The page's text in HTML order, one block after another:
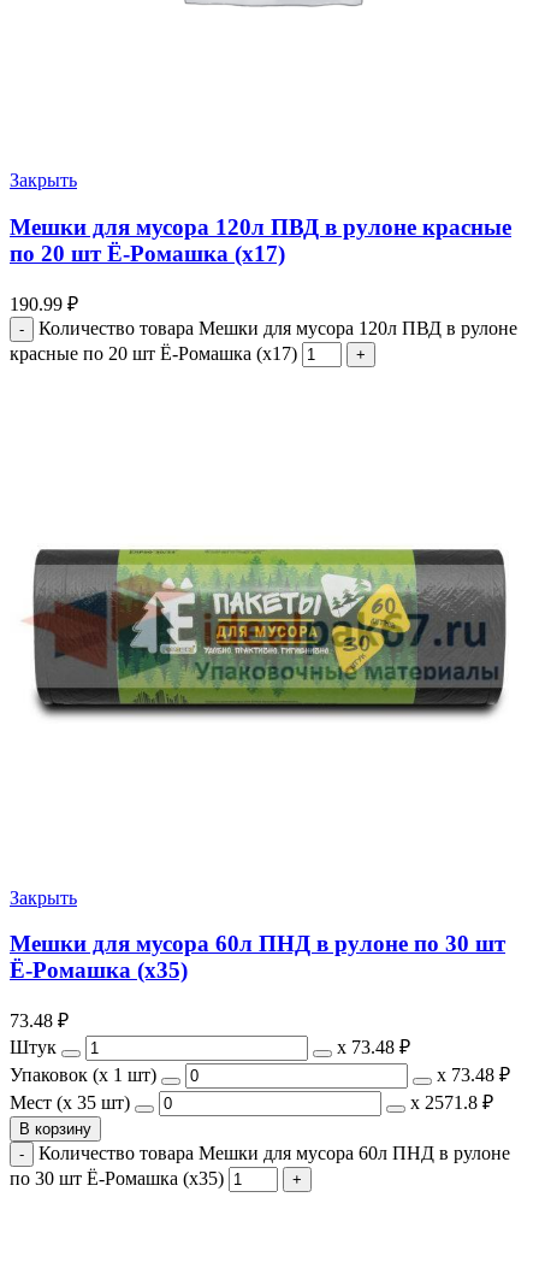
Закрыть
Мешки для мусора 120л ПВД в рулоне красные
по 20 шт Ё-Ромашка (х17)
190.99 ₽
Количество товара Мешки для мусора 120л ПВД в рулоне
красные по 20 шт Ё-Ромашка (х17)
Закрыть
Мешки для мусора 60л ПНД в рулоне по 30 шт
Ё-Ромашка (х35)
73.48 ₽
Штук
х 73.48 ₽
Упаковок (x 1 шт)
х 73.48 ₽
Мест (x 35 шт)
х 2571.8 ₽
В корзину
Количество товара Мешки для мусора 60л ПНД в рулоне
по 30 шт Ё-Ромашка (х35)